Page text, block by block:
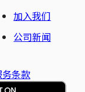
加入我们
公司新闻
条款